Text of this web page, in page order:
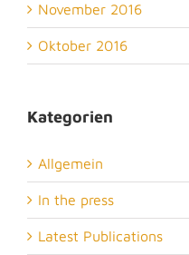
November 2016
Oktober 2016
Kategorien
Allgemein
In the press
Latest Publications